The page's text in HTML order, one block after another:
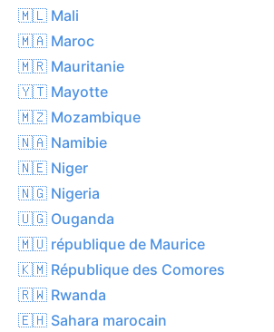
🇲🇱 Mali
🇲🇦 Maroc
🇲🇷 Mauritanie
🇾🇹 Mayotte
🇲🇿 Mozambique
🇳🇦 Namibie
🇳🇪 Niger
🇳🇬 Nigeria
🇺🇬 Ouganda
🇲🇺 république de Maurice
🇰🇲 République des Comores
🇷🇼 Rwanda
🇪🇭 Sahara marocain